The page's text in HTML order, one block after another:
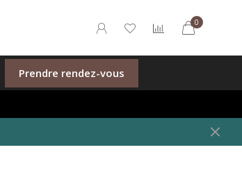
0
Prendre rendez-vous